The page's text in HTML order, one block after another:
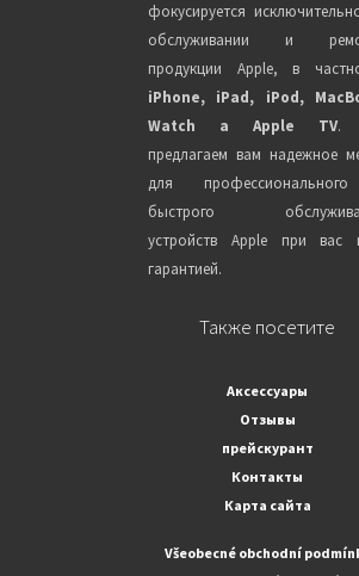
фокусируется
обслуживании и
продукции Apple, в
iPhone, iPad, iPod,
Watch a Apple TV.
предлагаем вам надежное
для
быстрого
устройств Apple при
гарантией.
Также посетите
Аксессуары
Отзывы
прейскурант
Контакты
Карта сайта
Všeobecné obchodní